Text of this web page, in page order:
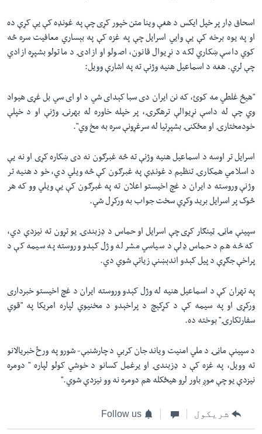
اسحاق ډار پر خپل ایکس د هغې وینا متن خپور کړی چې په غونډه کې یې کړې ده
او په یوه برخه کې یې وایي اسرایل چې په غزه کې په بېساري معافیت سره څه
کوي داسې ښکاري لکه د نړیوال قانون، اصولو او ازادۍ د ماتولو بشپړه ازادي
چې لري. هغه د اسماعیل هنیه وژنې ته په اشارې وویل:
"هیڅ غلطي مه کوئ، که نن ایران دی سبا کېدای شي د او ای سي بل غړی هیواد
وي چې له داسې نړیوالې ترهګرۍ، پر خپله خاوره له بهرنۍ وژنې او د خپلې
خودمختارۍ او مځکنۍ بشپړتیا له سرغړونې سره به مخ وي".
اسرایل تر اوسه د اسماعیل هنیه وژنې ته څه غبرګون نه دی ښکاره کړی او نه یې
د اسلامي همکارۍ تنظیم د غونډې په غبرګون کې څه ویلي دي، خو د هنیه تر
وژنې وروسته د ایران د غچ اخیستو اعلان ته په غبرګون کې یې ویلي وو که هر
څوک پر اسرایل برید وکړي سخت جواب به ورکړل شي.
سپینې ماڼۍ ټینګار کړی چې اسرایل او حماس د ډزبندۍ یو تړون ته نیزدې دي،
که څه هم د حماس ډلې د سیاسي مشر له وژل کېدو وروسته په سیمه کې د
پراخې جګړې د پیل کېدو اندېښنې زیاتې شوي دي.
په تهران کې د اسماعیل هنیه له وژل کېدو وروسته ایران د غچ اخیستو خبرداری
ورکړی او په سیمه کې د کړکېچ د پراخېدو د مخنیوي لپاره امریکا په "قوي
سفارتکارۍ" بوخته ده.
د سپینې ماڼۍ د ملي امنیت ویاند جان کربي د چارشنبې- شورو په ورځ خبریالانو
ته وویل، په غزه کې د ډزبندۍ او یرغمل کسانو د خوشي کولو لپاره " دومره
نیزدې یو چې موږ باور لرو هیڅکله هم دومره نه وو نیزدې شوي."
شریکول Follow us